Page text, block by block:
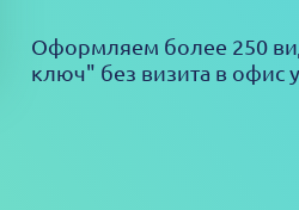
Оформляем более 250
ключ" без визита в офис